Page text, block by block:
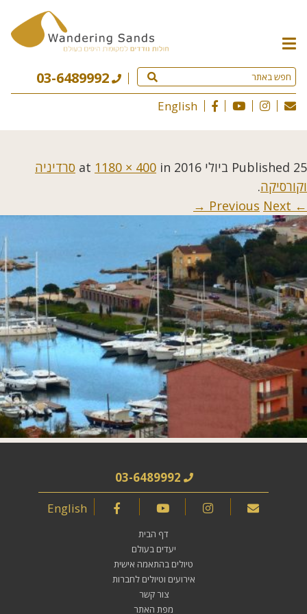
תפריט
האתר
03-6489992
English
Published 25 ביולי 2016 1180 × 400 in
סרדיניה
וקורסיקה.
← Previous
Next →
03-6489992
English
דף הבית
יעדים בעולם
טיולים בהתאמה אישית
אירועים וטיולים לחברות
צור קשר
מפת האתר